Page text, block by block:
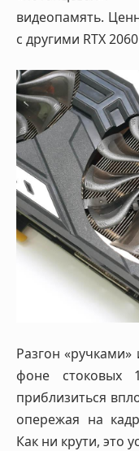
видеопамять.
с другими RTX
Разгон
фоне стоковых
приблизиться
опережая на
Как ни крути, это